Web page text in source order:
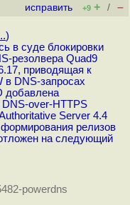
исправить +9 + / –
)
в суде блокировки
резолвера Quad9
приводящая к
в DNS-запросах
добавлена
over-HTTPS
Server 4.4
релизов
на следующий
powerdns